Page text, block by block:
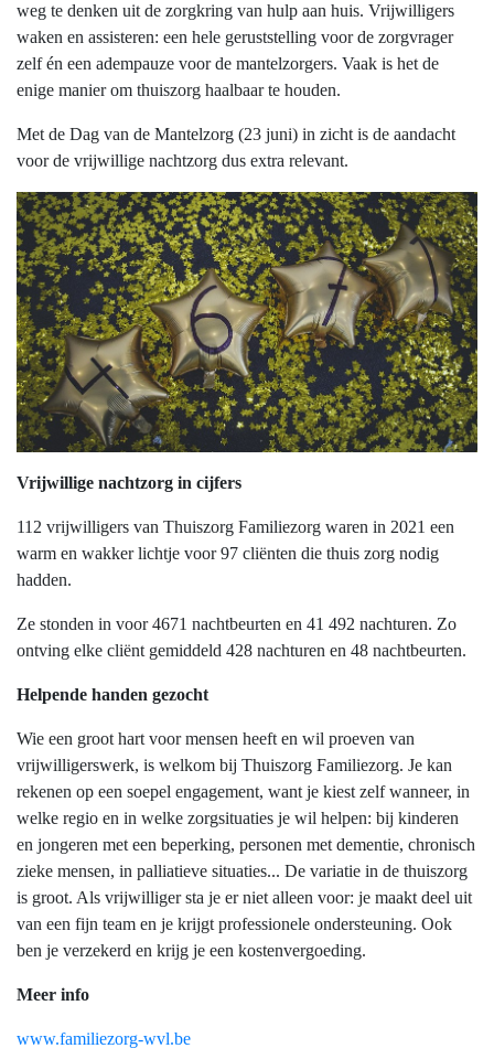
weg te denken uit de zorgkring van hulp aan huis. Vrijwilligers
waken en assisteren: een hele geruststelling voor de zorgvrager
zelf én een adempauze voor de mantelzorgers. Vaak is het de
enige manier om thuiszorg haalbaar te houden.
Met de Dag van de Mantelzorg (23 juni) in zicht is de aandacht
voor de vrijwillige nachtzorg dus extra relevant.
Vrijwillige nachtzorg in cijfers
112 vrijwilligers van Thuiszorg Familiezorg waren in 2021 een
warm en wakker lichtje voor 97 cliënten die thuis zorg nodig
hadden.
Ze stonden in voor 4671 nachtbeurten en 41 492 nachturen. Zo
ontving elke cliënt gemiddeld 428 nachturen en 48 nachtbeurten.
Helpende handen gezocht
Wie een groot hart voor mensen heeft en wil proeven van
vrijwilligerswerk, is welkom bij Thuiszorg Familiezorg. Je kan
rekenen op een soepel engagement, want je kiest zelf wanneer, in
welke regio en in welke zorgsituaties je wil helpen: bij kinderen
en jongeren met een beperking, personen met dementie, chronisch
zieke mensen, in palliatieve situaties... De variatie in de thuiszorg
is groot. Als vrijwilliger sta je er niet alleen voor: je maakt deel uit
van een fijn team en je krijgt professionele ondersteuning. Ook
ben je verzekerd en krijg je een kostenvergoeding.
Meer info
www.familiezorg-wvl.be